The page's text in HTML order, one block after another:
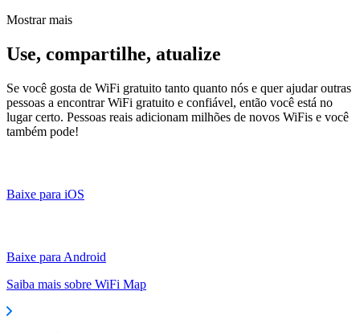
Mostrar mais
Use, compartilhe, atualize
Se você gosta de WiFi gratuito tanto quanto nós e quer ajudar outras
pessoas a encontrar WiFi gratuito e confiável, então você está no
lugar certo. Pessoas reais adicionam milhões de novos WiFis e você
também pode!
Baixe para iOS
Baixe para Android
Saiba mais sobre WiFi Map